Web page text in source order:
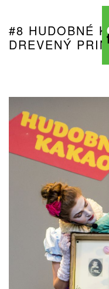
#8 HUDOBNÉ
DREVENÝ